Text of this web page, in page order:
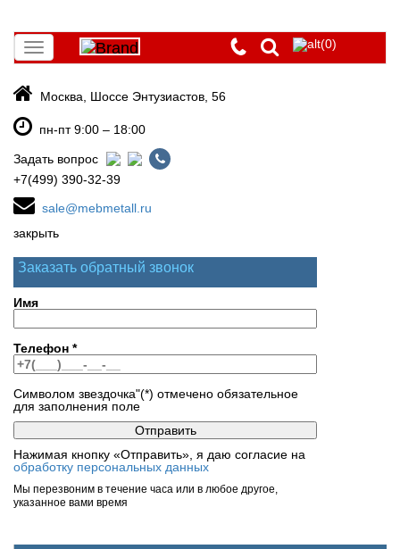
Toggle
navigation
(0)
Москва, Шоссе Энтузиастов, 56
пн-пт 9:00 – 18:00
Задать вопрос
+7(499) 390-32-39
sale@mebmetall.ru
закрыть
Заказать обратный звонок
Имя
Телефон *
Символом звездочка"(*) отмечено обязательное
для заполнения поле
Нажимая кнопку «Отправить», я даю согласие на
обработку персональных данных
Мы перезвоним в течение часа или в любое другое,
указанное вами время